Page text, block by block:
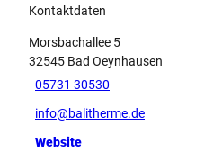
Kontaktdaten
Morsbachallee 5
32545 Bad Oeynhausen
05731 30530
info@balitherme.de
Website